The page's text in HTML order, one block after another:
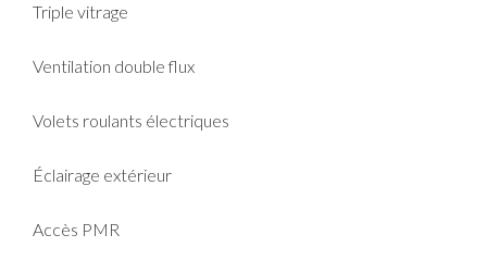
Triple vitrage
Ventilation double flux
Volets roulants électriques
Éclairage extérieur
Accès PMR